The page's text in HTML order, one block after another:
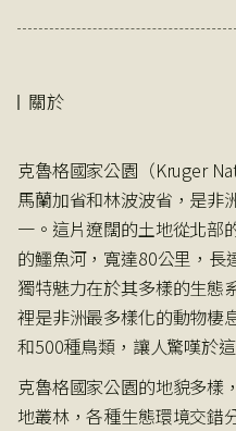
關於
克魯格國家公園（Kruger
馬蘭加省和林波波省，是非
一。這片遼闊的土地從北部
的鱷魚河，寬達80公里，長
獨特魅力在於其多樣的生態
裡是非洲最多樣化的動物棲
和500種鳥類，讓人驚嘆於
克魯格國家公園的地貌多樣
地叢林，各種生態環境交錯